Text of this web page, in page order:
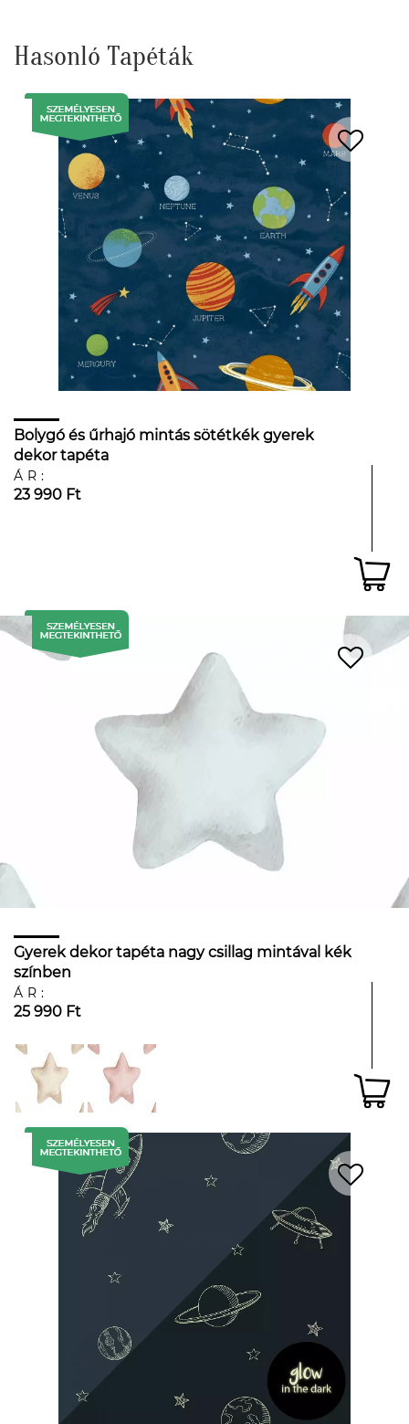
Hasonló Tapéták
Bolygó és űrhajó mintás sötétkék gyerek
dekor tapéta
ÁR:
23 990 Ft
Gyerek dekor tapéta nagy csillag mintával kék
színben
ÁR:
25 990 Ft